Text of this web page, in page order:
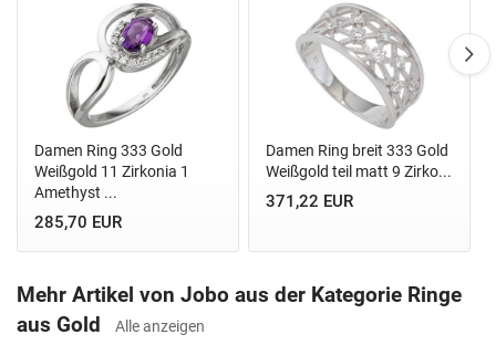
Damen Ring 333 Gold
Weißgold 11 Zirkonia 1
Amethyst ...
285,70 EUR
Damen Ring breit 333 Gold
Weißgold teil matt 9 Zirko...
371,22 EUR
Mehr Artikel von Jobo aus der Kategorie Ringe
aus Gold
Alle anzeigen